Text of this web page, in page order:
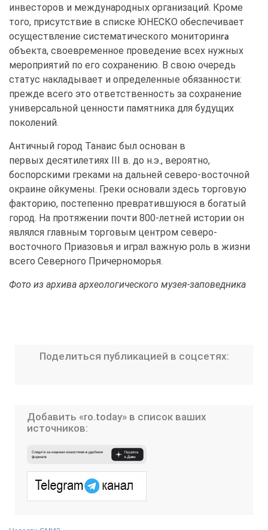
инвесторов и международных организаций. Кроме
того, присутствие в списке ЮНЕСКО обеспечивает
осуществление систематического мониторинга
объекта, своевременное проведение всех нужных
мероприятий по его сохранению. В свою очередь
статус накладывает и определенные обязанности:
прежде всего это ответственность за сохранение
универсальной ценности памятника для будущих
поколений.
Античный город Танаис был основан в
первых десятилетиях III в. до н.э., вероятно,
боспорскими греками на дальней северо-восточной
окраине ойкумены. Греки основали здесь торговую
факторию, постепенно превратившуюся в богатый
город. На протяжении почти 800-летней истории он
являлся главным торговым центром северо-
восточного Приазовья и играл важную роль в жизни
всего Северного Причерноморья.
Фото из архива археологического музея-заповедника
Поделиться публикацией в соцсетях:
Добавить «ro.today» в список ваших
источников: